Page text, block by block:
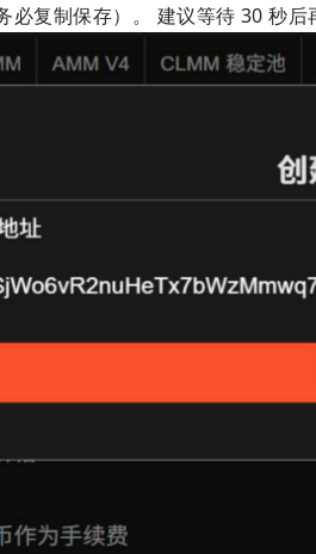
必复制保存）。 建议等待 30 秒